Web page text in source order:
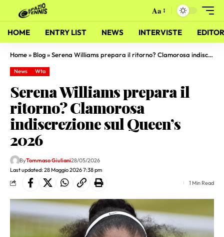
Aa
HOME ENTRY LIST NEWS INTERVISTE
Home» Blog»Serena Williams prepara il ritorno? Clamorosa indiscrezione sul Queen’s 2026
News Wta
Serena Williams prepara il
ritorno? Clamorosa
indiscrezione sul Queen’s
2026
Last updated: 28 Maggio 2026 7:38 pm
ByTommaso Giuliani28/05/2026
1 Min Read